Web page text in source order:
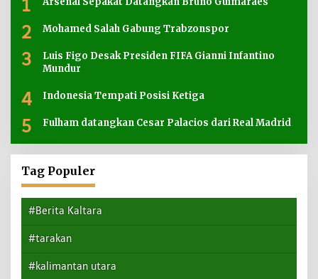
1
2 Mohamed Salah Gabung Trabzonspor
3
Luis Figo Desak Presiden FIFA Gianni Infantino
Mundur
4 Indonesia Tempati Posisi Ketiga
5 Fulham datangkan Cesar Palacios dari Real Madrid
Tag Populer
#Berita Kaltara
#tarakan
#kalimantan utara